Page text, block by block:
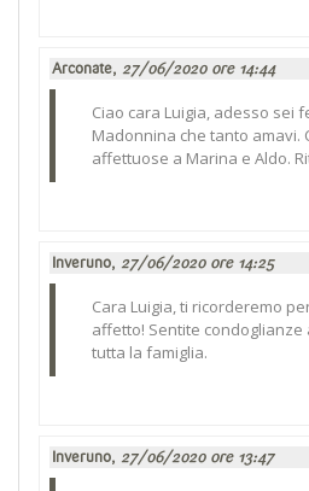
Arconate, 27/06/2020 ore 14:44
Ciao cara Luigia, adesso sei
Madonnina che tanto amavi.
affettuose a Marina e Aldo.
Inveruno, 27/06/2020 ore 14:25
Cara Luigia, ti ricorderemo
affetto! Sentite condoglianze
tutta la famiglia.
Inveruno, 27/06/2020 ore 13:47